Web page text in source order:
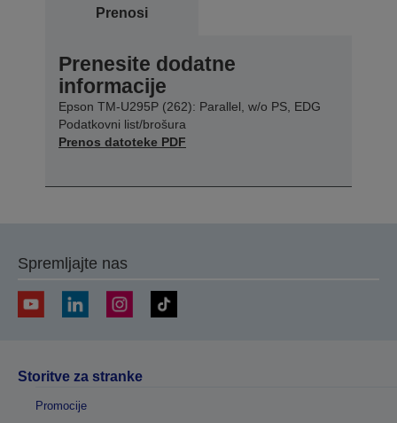
Prenosi
Prenesite dodatne
informacije
Epson TM-U295P (262): Parallel, w/o PS, EDG
Podatkovni list/brošura
Prenos datoteke PDF
Spremljajte nas
Storitve za stranke
Promocije